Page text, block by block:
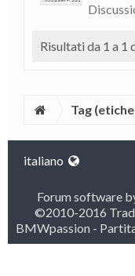
Risultati da 1 a 1
Tag
italiano
Forum software
©2010-2016
BMWpassion -